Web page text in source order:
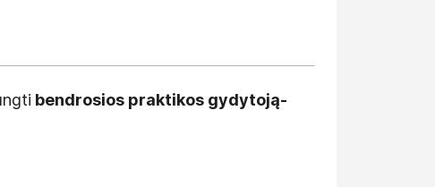
bendrosios praktikos gydytoją-